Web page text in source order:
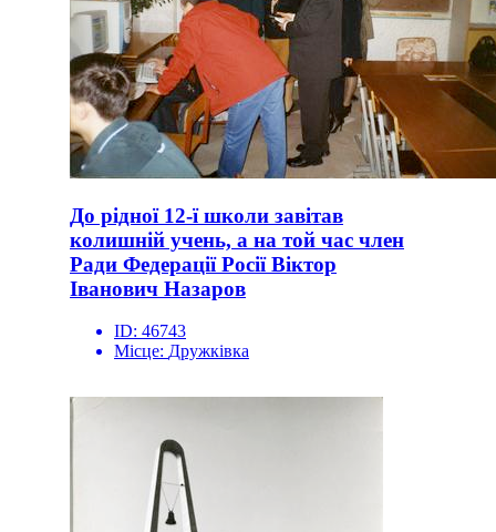
До рідної 12-ї школи завітав
колишній учень, а на той час член
Ради Федерації Росії Віктор
Іванович Назаров
ID: 46743
Місце: Дружківка